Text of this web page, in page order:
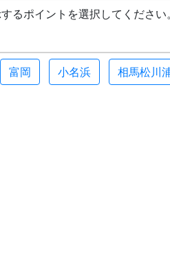
るポイントを選択してください
富岡 小名浜 相馬松川